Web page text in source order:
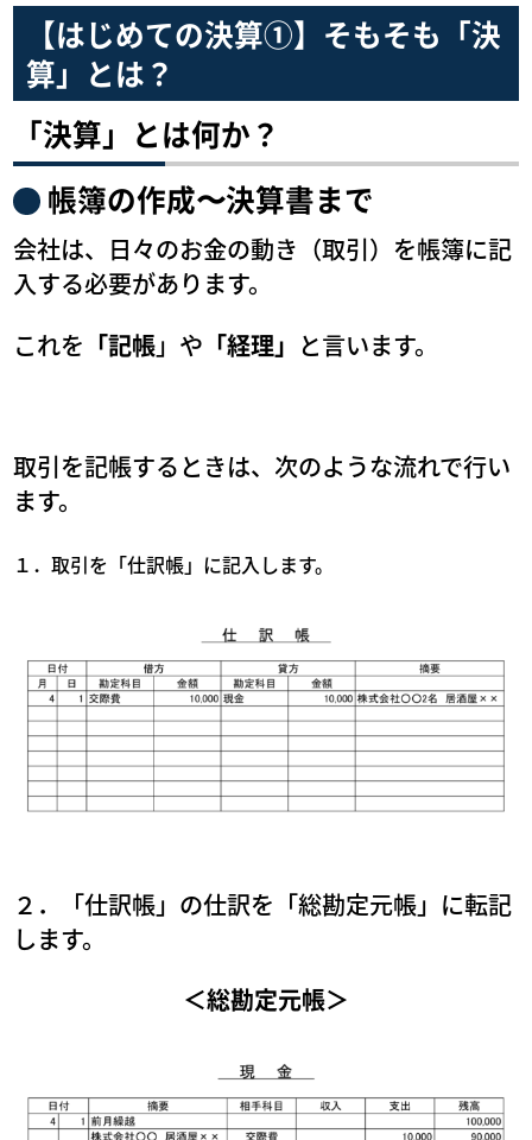
【はじめての決算①】そもそも「決
算」とは？
「決算」とは何か？
帳簿の作成〜決算書まで
会社は、日々のお金の動き（取引）を帳簿に記
入する必要があります。
これを 「記帳」や 「経理」 と言います。
取引を記帳するときは、次のような流れで行い
ます。
１．取引を「仕訳帳」に記入します。
２．「仕訳帳」の仕訳を「総勘定元帳」に転記
します。
＜総勘定元帳＞